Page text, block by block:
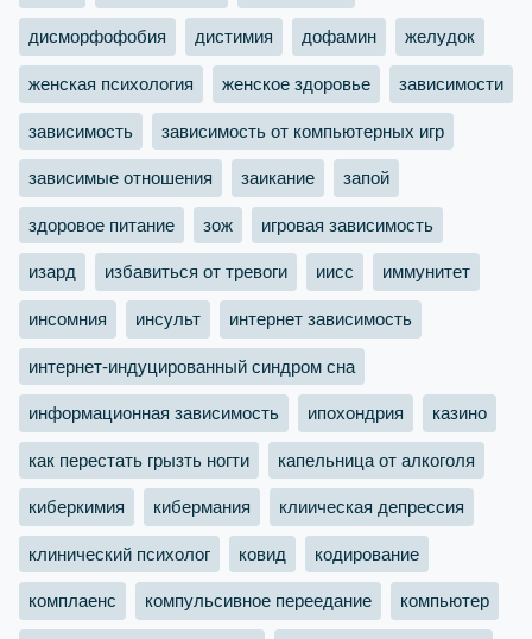
дисморфофобия дистимия дофамин желудок
женская психология женское здоровье зависимости
зависимость зависимость от компьютерных игр
зависимые отношения заикание запой
здоровое питание зож игровая зависимость
изард избавиться от тревоги иисс иммунитет
инсомния инсульт интернет зависимость
интернет-индуцированный синдром сна
информационная зависимость ипохондрия казино
как перестать грызть ногти капельница от алкоголя
киберкимия кибермания клиическая депрессия
клинический психолог ковид кодирование
комплаенс компульсивное переедание компьютер